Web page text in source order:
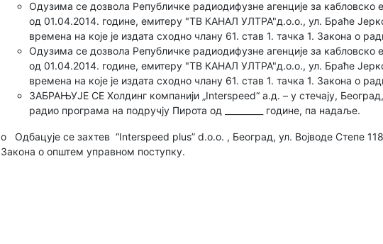
Одузима се дозвола Републичке радиодифузне агенције за
од 01.04.2014. године, емитеру "ТВ КАНАЛ УЛТРА"д.о.о., ул. Браће
времена на које је издата сходно члану 61. став 1. тачка 1. Закона о
Одузима се дозвола Републичке радиодифузне агенције за
од 01.04.2014. године, емитеру "ТВ КАНАЛ УЛТРА"д.о.о., ул. Браће
времена на које је издата сходно члану 61. став 1. тачка 1. Закона о
ЗАБРАЊУЈЕ СЕ Холдинг компанији „Interspeed“ а.д. – у стечају,
радио програма на подручју Пирота од _________ године, па надаље.
o Одбацује се захтев “Interspeed plus” d.o.o. , Београд, ул. Војводе Степе
Закона о општем управном поступку.